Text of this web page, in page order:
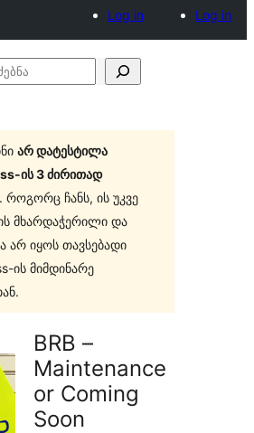
Log in
Log in
არ დატესტილა
ის 3 ძირითად
. როგორც ჩანს, ის უკვე
მხარდაჭერილი და
არ იყოს თავსებადი
ის მიმდინარე
BRB –
Maintenance
or Coming
Soon